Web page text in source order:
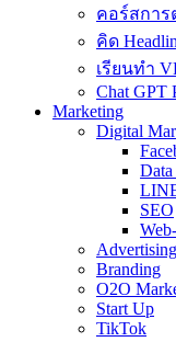
คอร์สการ
คิด
เรียนทำ
Chat GPT
Marketing
Digital
SEO
Advertising
Branding
O2O
Start Up
TikTok